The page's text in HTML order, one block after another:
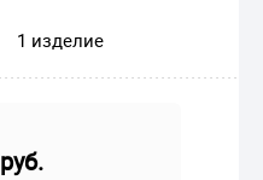
1 изделие
руб.